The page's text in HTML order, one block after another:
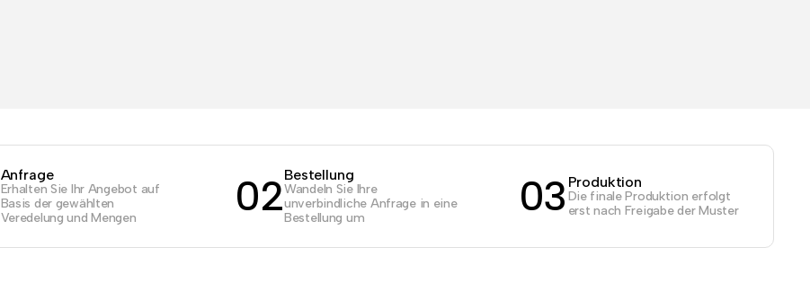
Anfrage
Erhalten Sie Ihr Angebot auf
Basis der gewählten
Veredelung und Mengen
02Bestellung
Wandeln Sie Ihre
unverbindliche Anfrage in eine
Bestellung um
03 Produktion
Die finale Produktion erfolgt
erst nach Freigabe der Muster